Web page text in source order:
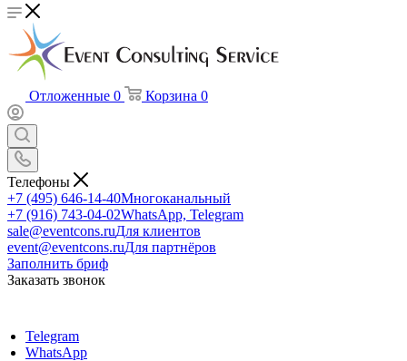
Отложенные 0 Корзина 0
Телефоны
+7 (495) 646-14-40Многоканальный
+7 (916) 743-04-02WhatsApp, Telegram
sale@eventcons.ruДля клиентов
event@eventcons.ruДля партнёров
Заполнить бриф
Заказать звонок
Telegram
WhatsApp